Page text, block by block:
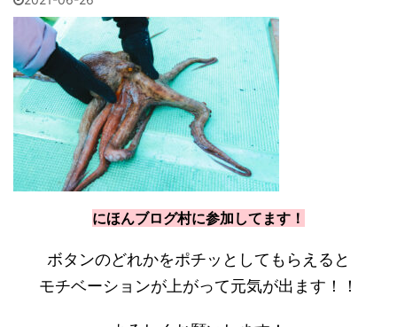
にほんブログ村に参加してます！
ボタンのどれかをポチッとしてもらえると
モチベーションが上がって元気が出ます！！